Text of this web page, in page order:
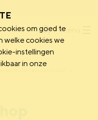
Menu
om goed te
welke cookies we
instellingen
in onze